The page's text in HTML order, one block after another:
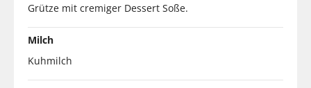
Grütze mit cremiger Dessert Soße.
Milch
Kuhmilch